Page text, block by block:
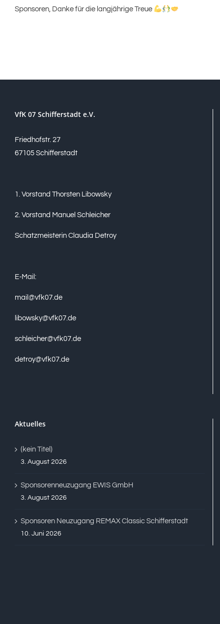
Sponsoren, Danke für die langjährige Treue
VfK 07 Schifferstadt e.V.
Friedhofstr. 27
67105 Schifferstadt
1. Vorstand Thorsten Libowsky
2. Vorstand Manuel Schleicher
Schatzmeisterin Claudia Detroy
E-Mail:
mail@vfk07.de
libowsky@vfk07.de
schleicher@vfk07.de
detroy@vfk07.de
Aktuelles
(kein Titel)
3. August 2026
Sponsorenneuzugang EWIS GmbH
3. August 2026
Sponsoren Neuzugang REMAX Classic Schifferstadt
10. Juni 2026